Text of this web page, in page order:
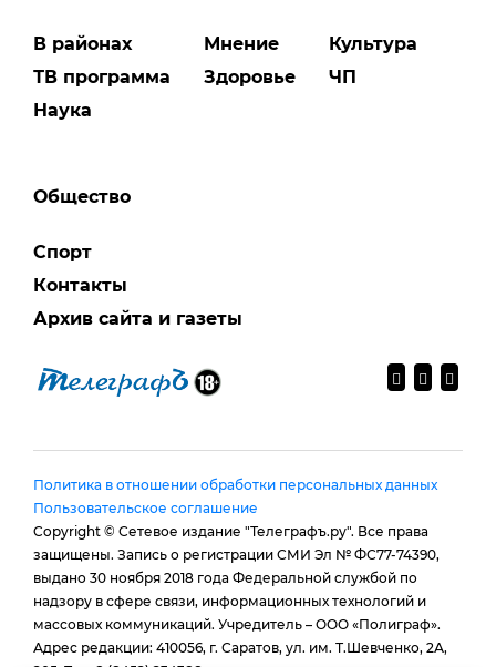
В районах
ТВ программа
Наука
Мнение
Здоровье
Культура
ЧП
Общество
Спорт
Контакты
Архив сайта и газеты
Политика в отношении обработки персональных данных
Пользовательское соглашение
Copyright © Сетевое издание "Телеграфъ.ру". Все права
защищены. Запись о регистрации СМИ Эл № ФС77-74390,
выдано 30 ноября 2018 года Федеральной службой по
надзору в сфере связи, информационных технологий и
массовых коммуникаций. Учредитель – ООО «Полиграф».
Адрес редакции: 410056, г. Саратов, ул. им. Т.Шевченко, 2А,